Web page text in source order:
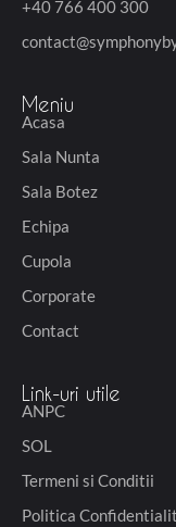
+40 766 400 300
Meniu
Acasa
Sala Nunta
Sala Botez
Echipa
Cupola
Corporate
Contact
Link-uri utile
ANPC
SOL
Termeni si Conditii
Politica